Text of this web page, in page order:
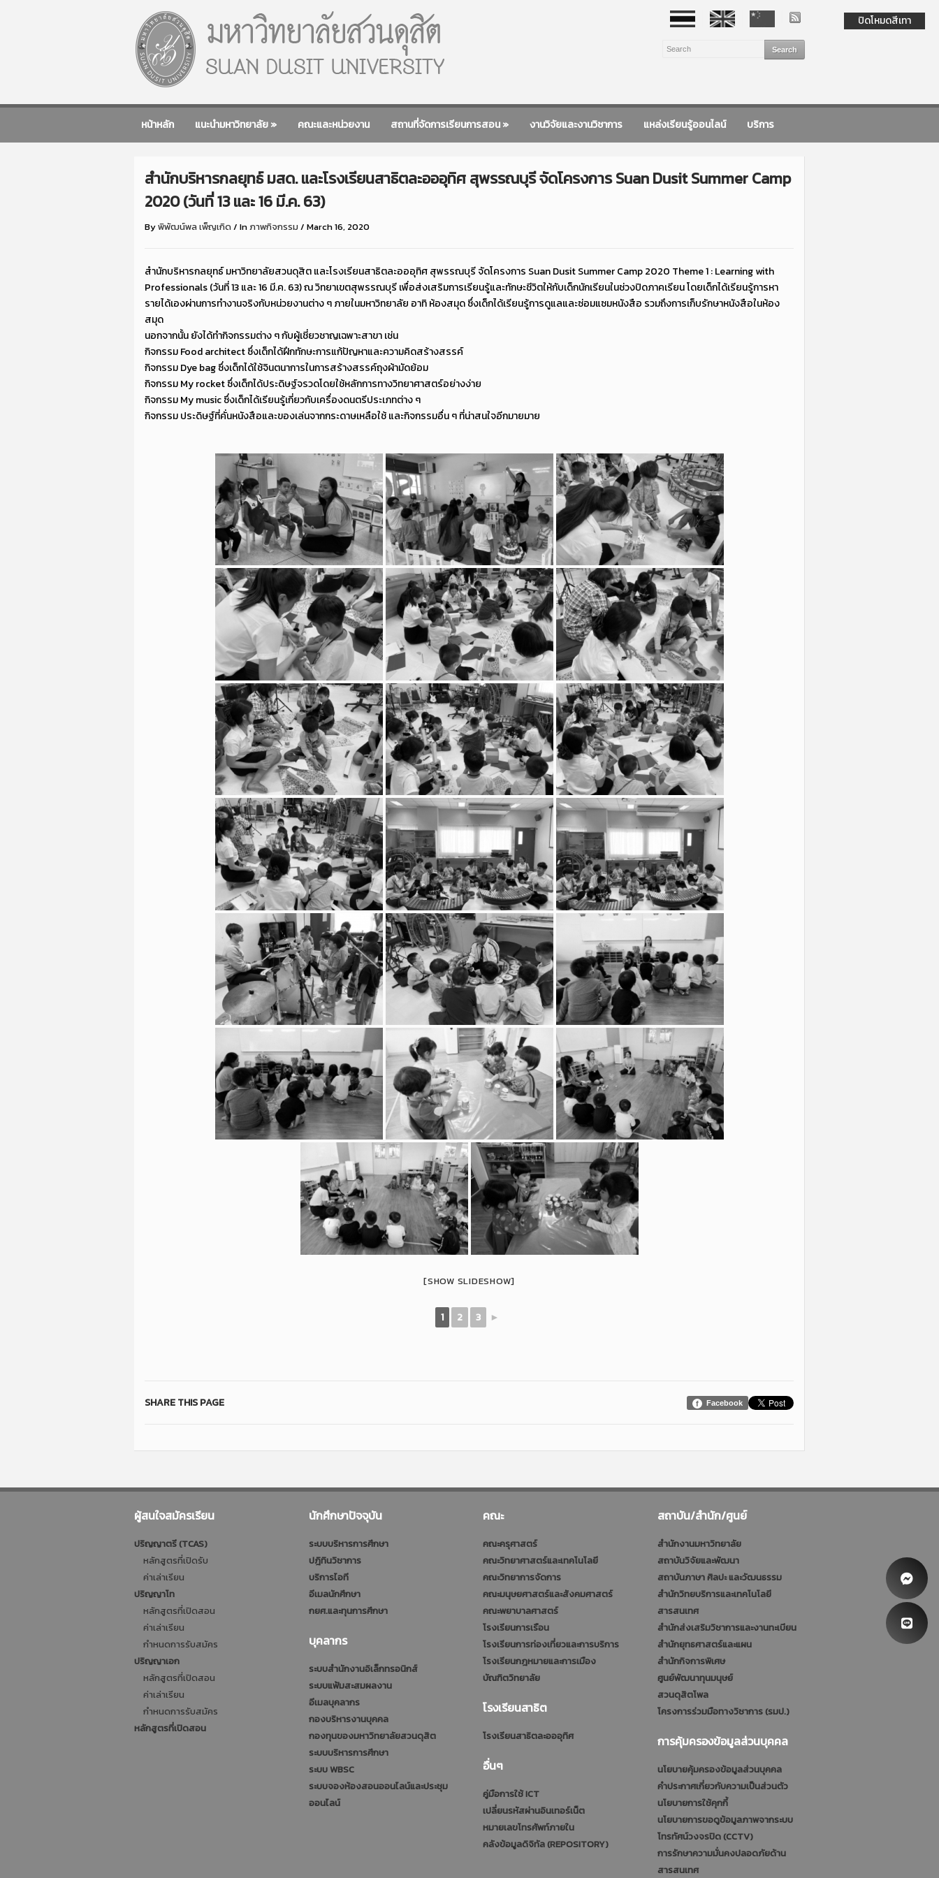
หน้าหลัก แนะนำมหาวิทยาลัย» คณะและหน่วยงาน สถานที่จัดการเรียนการสอน» งานวิจัยและงานวิชาการ แหล่งเรียนรู้ออนไลน์ บริการ
สำนักบริหารกลยุทธ์ มสด. และโรงเรียนสาธิตละอออุทิศ สุพรรณบุรี จัดโครงการ Suan Dusit Summer Camp
2020 (วันที่ 13 และ 16 มี.ค. 63)
Byพิพัฒน์พล เพ็ญเกิด / Inภาพกิจกรรม / March 16, 2020
สำนักบริหารกลยุทธ์ มหาวิทยาลัยสวนดุสิต และโรงเรียนสาธิตละอออุทิศ สุพรรณบุรี จัดโครงการ Suan Dusit Summer Camp 2020 Theme 1 : Learning with
Professionals (วันที่ 13 และ 16 มี.ค. 63) ณ วิทยาเขตสุพรรณบุรี เพื่อส่งเสริมการเรียนรู้และทักษะชีวิตให้กับเด็กนักเรียนในช่วงปิดภาคเรียน โดยเด็กได้เรียนรู้การหา
รายได้เองผ่านการทำงานจริงกับหน่วยงานต่าง ๆ ภายในมหาวิทยาลัย อาทิ ห้องสมุด ซึ่งเด็กได้เรียนรู้การดูแลและซ่อมแซมหนังสือ รวมถึงการเก็บรักษาหนังสือในห้อง
สมุด
นอกจากนั้น ยังได้ทำกิจกรรมต่าง ๆ กับผู้เชี่ยวชาญเฉพาะสาขา เช่น
กิจกรรม Food architect ซึ่งเด็กได้ฝึกทักษะการแก้ปัญหาและความคิดสร้างสรรค์
กิจกรรม Dye bag ซึ่งเด็กได้ใช้จินตนาการในการสร้างสรรค์ถุงผ้ามัดย้อม
กิจกรรม My rocket ซึ่งเด็กได้ประดิษฐ์จรวดโดยใช้หลักการทางวิทยาศาสตร์อย่างง่าย
กิจกรรม My music ซึ่งเด็กได้เรียนรู้เกี่ยวกับเครื่องดนตรีประเภทต่าง ๆ
กิจกรรม ประดิษฐ์ที่คั่นหนังสือและของเล่นจากกระดาษเหลือใช้ และกิจกรรมอื่น ๆ ที่น่าสนใจอีกมายมาย
[SHOW SLIDESHOW]
1 2 3 ►
Facebook
SHARE THIS PAGE
ผู้สนใจสมัครเรียน
ปริญญาตรี (TCAS)
หลักสูตรที่เปิดรับ
ค่าเล่าเรียน
ปริญญาโท
หลักสูตรที่เปิดสอน
ค่าเล่าเรียน
กำหนดการรับสมัคร
ปริญญาเอก
หลักสูตรที่เปิดสอน
ค่าเล่าเรียน
กำหนดการรับสมัคร
หลักสูตรที่เปิดสอน
นักศึกษาปัจจุบัน
ระบบบริหารการศึกษา
ปฎิทินวิชาการ
บริการไอที
อีเมลนักศึกษา
กยศ.และทุนการศึกษา
บุคลากร
ระบบสำนักงานอิเล็กทรอนิกส์
ระบบแฟ้มสะสมผลงาน
อีเมลบุคลากร
กองบริหารงานบุคคล
กองทุนของมหาวิทยาลัยสวนดุสิต
ระบบบริหารการศึกษา
ระบบ WBSC
ระบบจองห้องสอนออนไลน์และประชุม
ออนไลน์
คณะ
คณะครุศาสตร์
คณะวิทยาศาสตร์และเทคโนโลยี
คณะวิทยาการจัดการ
คณะมนุษยศาสตร์และสังคมศาสตร์
คณะพยาบาลศาสตร์
โรงเรียนการเรือน
โรงเรียนการท่องเที่ยวและการบริการ
โรงเรียนกฎหมายและการเมือง
บัณฑิตวิทยาลัย
โรงเรียนสาธิต
โรงเรียนสาธิตละอออุทิศ
อื่นๆ
คู่มือการใช้ ICT
เปลี่ยนรหัสผ่านอินเทอร์เน็ต
หมายเลขโทรศัพท์ภายใน
คลังข้อมูลดิจิทัล (REPOSITORY)
สถาบัน/สำนัก/ศูนย์
สำนักงานมหาวิทยาลัย
สถาบันวิจัยและพัฒนา
สถาบันภาษา ศิลปะ และวัฒนธรรม
สำนักวิทยบริการและเทคโนโลยี
สารสนเทศ
สำนักส่งเสริมวิชาการและงานทะเบียน
สำนักยุทธศาสตร์และแผน
สำนักกิจการพิเศษ
ศูนย์พัฒนาทุนมนุษย์
สวนดุสิตโพล
โครงการร่วมมือทางวิชาการ (รมป.)
การคุ้มครองข้อมูลส่วนบุคคล
นโยบายคุ้มครองข้อมูลส่วนบุคคล
คำประกาศเกี่ยวกับความเป็นส่วนตัว
นโยบายการใช้คุกกี้
นโยบายการขอดูข้อมูลภาพจากระบบ
โทรทัศน์วงจรปิด (CCTV)
การรักษาความมั่นคงปลอดภัยด้าน
สารสนเทศ
ปิดโหมดสีเทา